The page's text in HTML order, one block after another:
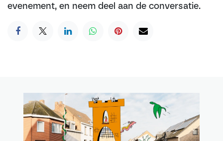
evenement, en neem deel aan de conversatie.